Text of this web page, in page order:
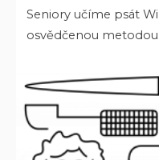
Seniory učíme psát
osvědčenou